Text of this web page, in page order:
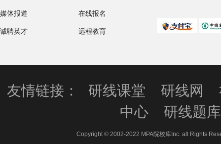
媒体报道
诚聘英才
在线报名
远程教育
友情链接： 研线课堂 研线网
中心
研线题库
Copyright © 2002-2022 MPA院校库Inc. all Rights